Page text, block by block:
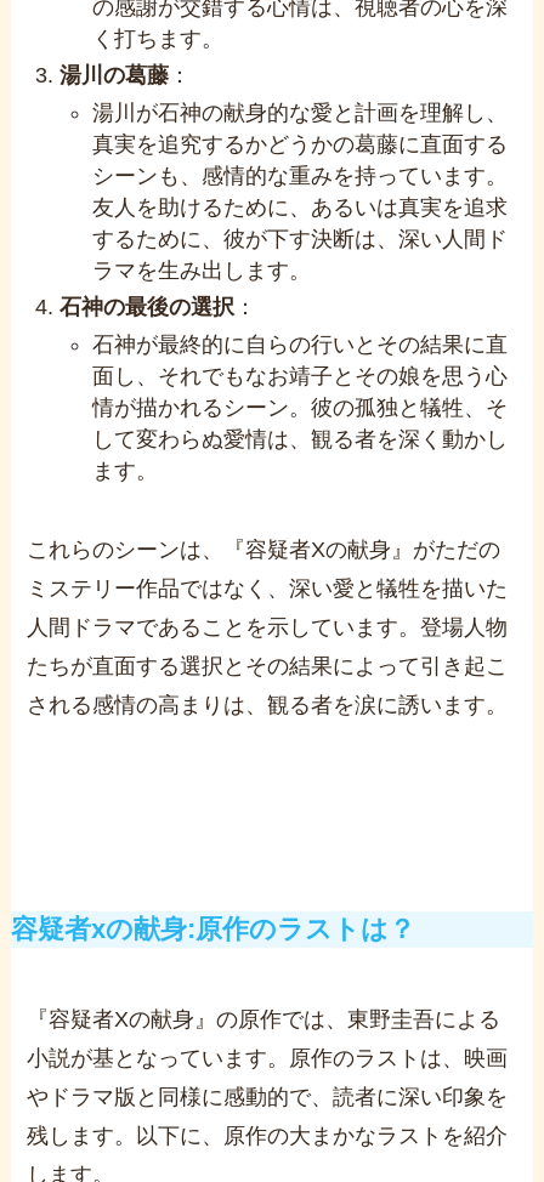
の感謝が交錯する心情は、視聴者の心を深
く打ちます。
湯川の葛藤 ：
湯川が石神の献身的な愛と計画を理解し、
真実を追究するかどうかの葛藤に直面する
シーンも、感情的な重みを持っています。
友人を助けるために、あるいは真実を追求
するために、彼が下す決断は、深い人間ド
ラマを生み出します。
石神の最後の選択 ：
石神が最終的に自らの行いとその結果に直
面し、それでもなお靖子とその娘を思う心
情が描かれるシーン。彼の孤独と犠牲、そ
して変わらぬ愛情は、観る者を深く動かし
ます。
これらのシーンは、『容疑者Xの献身』がただの
ミステリー作品ではなく、深い愛と犠牲を描いた
人間ドラマであることを示しています。登場人物
たちが直面する選択とその結果によって引き起こ
される感情の高まりは、観る者を涙に誘います。
容疑者xの献身:原作のラストは？
『容疑者Xの献身』の原作では、東野圭吾による
小説が基となっています。原作のラストは、映画
やドラマ版と同様に感動的で、読者に深い印象を
残します。以下に、原作の大まかなラストを紹介
します。